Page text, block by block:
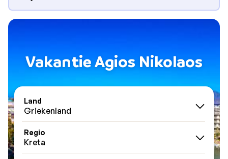
Vakantie Agios Nikolaos
Land
Griekenland
Regio
Kreta